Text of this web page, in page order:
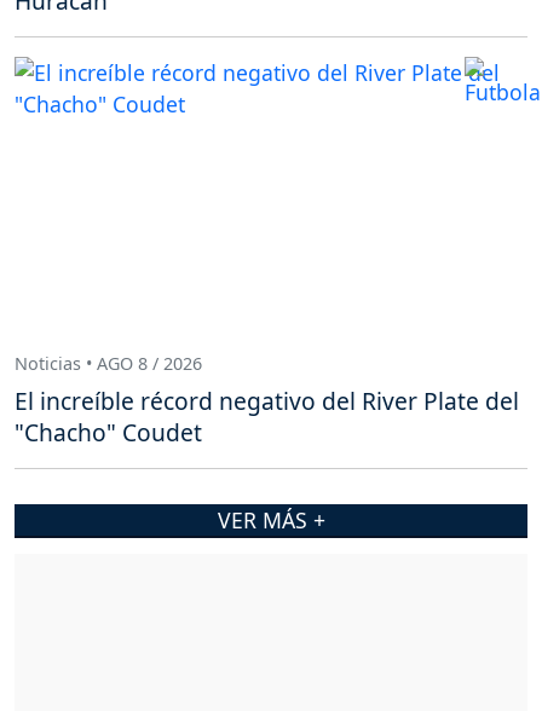
Noticias • AGO 8 / 2026
El increíble récord negativo del River Plate del
"Chacho" Coudet
VER MÁS +